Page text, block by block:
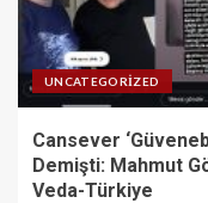
UNCATEGORIZED
Cansever
Demişti: Mahmut
Veda-Türkiye